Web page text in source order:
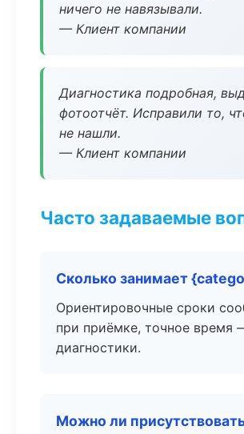
ничего не навязывали.
— Клиент компании
Диагностика подробная,
фотоотчёт. Исправили то,
не нашли.
— Клиент компании
Часто задаваемые
Сколько занимает
Ориентировочные сроки
при приёмке, точное время
диагностики.
Можно ли